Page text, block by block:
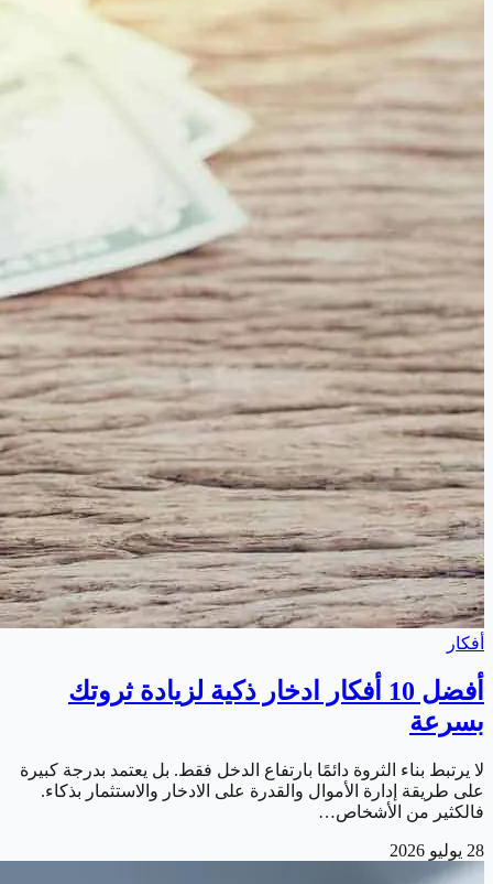
أفكار
أفضل 10 أفكار ادخار ذكية لزيادة ثروتك
بسرعة
لا يرتبط بناء الثروة دائمًا بارتفاع الدخل فقط. بل يعتمد بدرجة كبيرة
على طريقة إدارة الأموال والقدرة على الادخار والاستثمار بذكاء.
فالكثير من الأشخاص…
28 يوليو 2026